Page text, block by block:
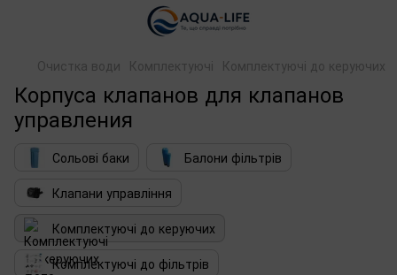
Очистка води Комплектуючі Комплектуючі до керуючих
Корпуса клапанов для клапанов
управления
Сольові баки
Балони фільтрів
Клапани управління
Комплектуючі до керуючих
Комплектуючі до фільтрів